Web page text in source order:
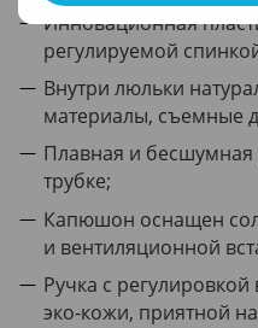
Инновационная
регулируемой
Внутри люльки
материалы, съемные
Плавная и
трубке;
Капюшон оснащен
и вентиляционной
Ручка с
эко-кожи, приятной